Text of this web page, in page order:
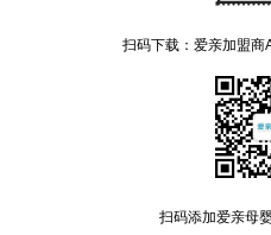
扫码下载：爱亲加盟商
扫码添加爱亲母